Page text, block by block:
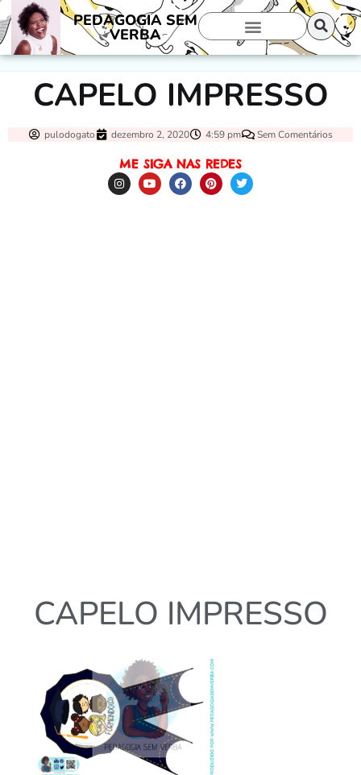
PEDAGOGIA SEM
VERBA
CAPELO IMPRESSO
pulodogato dezembro 2, 2020 4:59 pm Sem Comentários
ME SIGA NAS REDES
CAPELO IMPRESSO